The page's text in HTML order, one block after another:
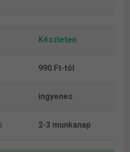
Készleten
990 Ft-tól
ingyenes
2-3 munkanap